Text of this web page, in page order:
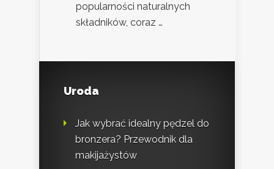
popularności naturalnych
składników, coraz …
Uroda
Jak wybrać idealny pędzel do
bronzera? Przewodnik dla
makijażystów